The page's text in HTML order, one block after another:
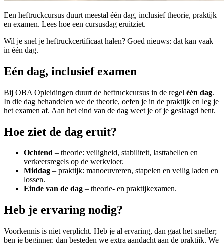
Een heftruckcursus duurt meestal één dag, inclusief theorie, praktijk
en examen. Lees hoe een cursusdag eruitziet.
Wil je snel je heftruckcertificaat halen? Goed nieuws: dat kan vaak
in één dag.
Eén dag, inclusief examen
Bij OBA Opleidingen duurt de heftruckcursus in de regel één dag.
In die dag behandelen we de theorie, oefen je in de praktijk en leg je
het examen af. Aan het eind van de dag weet je of je geslaagd bent.
Hoe ziet de dag eruit?
Ochtend – theorie: veiligheid, stabiliteit, lasttabellen en
verkeersregels op de werkvloer.
Middag – praktijk: manoeuvreren, stapelen en veilig laden en
lossen.
Einde van de dag – theorie- en praktijkexamen.
Heb je ervaring nodig?
Voorkennis is niet verplicht. Heb je al ervaring, dan gaat het sneller;
ben je beginner, dan besteden we extra aandacht aan de praktijk. We